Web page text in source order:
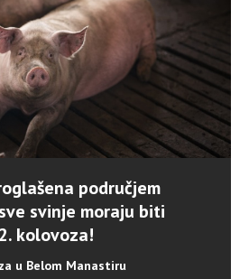
područjem
svinje moraju biti
kolovoza!
u Belom Manastiru